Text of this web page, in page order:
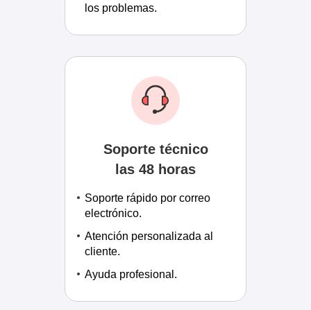
los problemas.
Soporte técnico
las 48 horas
Soporte rápido por correo
electrónico.
Atención personalizada al
cliente.
Ayuda profesional.